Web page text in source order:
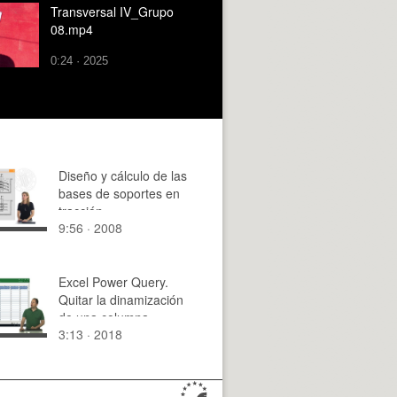
Transversal IV_Grupo
08.mp4
0:24 · 2025
Diseño y cálculo de las
bases de soportes en
tracción
9:56 · 2008
Excel Power Query.
Quitar la dinamización
de una columna
3:13 · 2018